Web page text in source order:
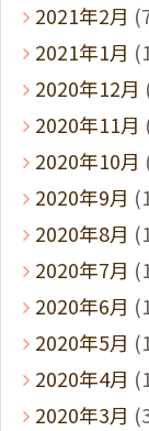
2021年2月
2021年1月
2020年12月
2020年11月
2020年10月
2020年9月
2020年8月
2020年7月
2020年6月
2020年5月
2020年4月
2020年3月